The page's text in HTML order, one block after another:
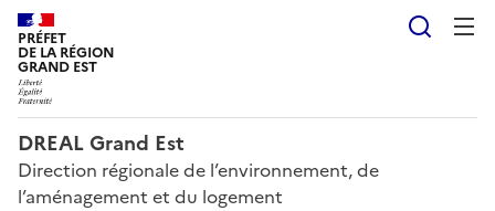
PRÉFET
DE LA RÉGION
GRAND EST
DREAL Grand Est
Direction régionale de l’environnement, de
l’aménagement et du logement